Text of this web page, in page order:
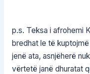
p.s. Teksa i afrohemi
bredhat le të
jenë ata, asnjëherë
vërtetë janë dhuratat